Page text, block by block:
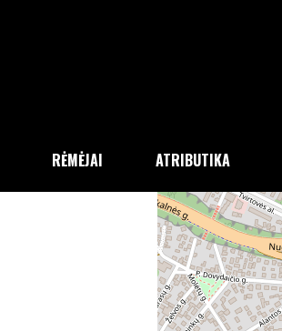
RĖMĖJAI ATRIBUTIKA